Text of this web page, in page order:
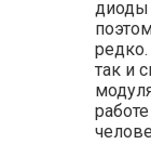
диоды
так и